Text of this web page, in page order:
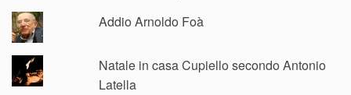
Addio Arnoldo Foà
Natale in casa Cupiello secondo Antonio
Latella